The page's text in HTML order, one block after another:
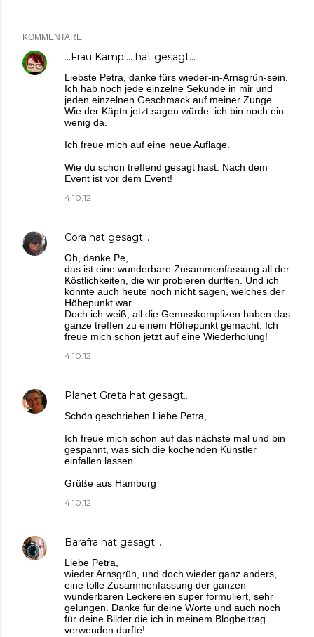
KOMMENTARE
...Frau Kampi... hat gesagt…
Liebste Petra, danke fürs wieder-in-Arnsgrün-sein.
Ich hab noch jede einzelne Sekunde in mir und
jeden einzelnen Geschmack auf meiner Zunge.
Wie der Käptn jetzt sagen würde: ich bin noch ein
wenig da.
Ich freue mich auf eine neue Auflage.
Wie du schon treffend gesagt hast: Nach dem
Event ist vor dem Event!
4.10.12
Cora hat gesagt…
Oh, danke Pe,
das ist eine wunderbare Zusammenfassung all der
Köstlichkeiten, die wir probieren durften. Und ich
könnte auch heute noch nicht sagen, welches der
Höhepunkt war.
Doch ich weiß, all die Genusskomplizen haben das
ganze treffen zu einem Höhepunkt gemacht. Ich
freue mich schon jetzt auf eine Wiederholung!
4.10.12
Planet Greta hat gesagt…
Schön geschrieben Liebe Petra,
Ich freue mich schon auf das nächste mal und bin
gespannt, was sich die kochenden Künstler
einfallen lassen....
Grüße aus Hamburg
4.10.12
Barafra hat gesagt…
Liebe Petra,
wieder Arnsgrün, und doch wieder ganz anders,
eine tolle Zusammenfassung der ganzen
wunderbaren Leckereien super formuliert, sehr
gelungen. Danke für deine Worte und auch noch
für deine Bilder die ich in meinem Blogbeitrag
verwenden durfte!